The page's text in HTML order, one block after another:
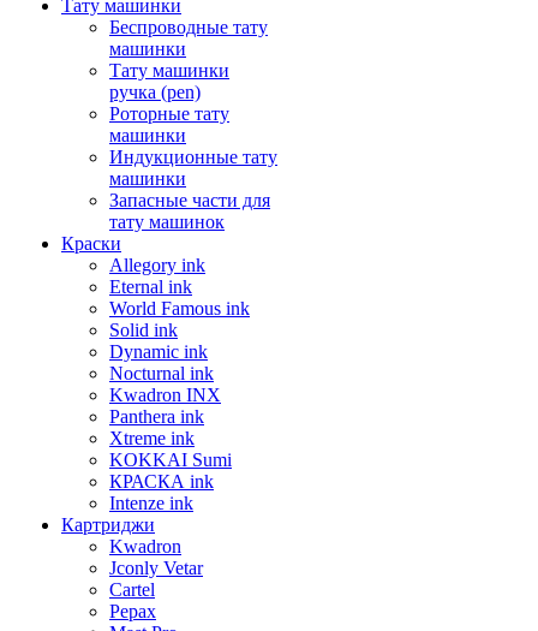
Тату машинки
Беспроводные тату
машинки
Тату машинки
ручка (pen)
Роторные тату
машинки
Индукционные тату
машинки
Запасные части для
тату машинок
Краски
Allegory ink
Eternal ink
World Famous ink
Solid ink
Dynamic ink
Nocturnal ink
Kwadron INX
Panthera ink
Xtreme ink
KOKKAI Sumi
КРАСКА ink
Intenze ink
Картриджи
Kwadron
Jconly Vetar
Cartel
Pepax